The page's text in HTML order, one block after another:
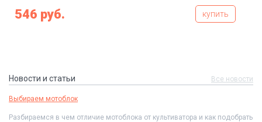
546 руб. купить
Новости и статьи Все новости
Выбираем мотоблок
Разбираемся в чем отличие мотоблока от культиватора и как подобрать